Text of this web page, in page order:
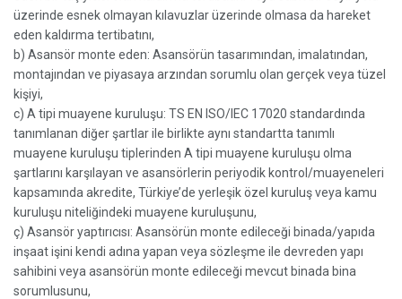
üzerinde esnek olmayan kılavuzlar üzerinde olmasa da hareket
eden kaldırma tertibatını,
b) Asansör monte eden: Asansörün tasarımından, imalatından,
montajından ve piyasaya arzından sorumlu olan gerçek veya tüzel
kişiyi,
c) A tipi muayene kuruluşu: TS EN ISO/IEC 17020 standardında
tanımlanan diğer şartlar ile birlikte aynı standartta tanımlı
muayene kuruluşu tiplerinden A tipi muayene kuruluşu olma
şartlarını karşılayan ve asansörlerin periyodik kontrol/muayeneleri
kapsamında akredite, Türkiye’de yerleşik özel kuruluş veya kamu
kuruluşu niteliğindeki muayene kuruluşunu,
ç) Asansör yaptırıcısı: Asansörün monte edileceği binada/yapıda
inşaat işini kendi adına yapan veya sözleşme ile devreden yapı
sahibini veya asansörün monte edileceği mevcut binada bina
sorumlusunu,